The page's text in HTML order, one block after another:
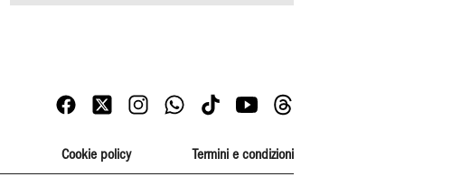
Cookie policy Termini e condizioni